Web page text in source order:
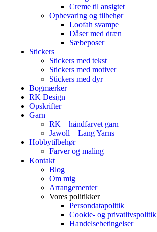
Creme til ansigtet
Opbevaring og tilbehør
Loofah svampe
Dåser med dræn
Sæbeposer
Stickers
Stickers med tekst
Stickers med motiver
Stickers med dyr
Bogmærker
RK Design
Opskrifter
Garn
RK – håndfarvet garn
Jawoll – Lang Yarns
Hobbytilbehør
Farver og maling
Kontakt
Blog
Om mig
Arrangementer
Vores politikker
Persondatapolitik
Cookie- og privatlivspolitik
Handelsebetingelser